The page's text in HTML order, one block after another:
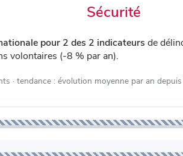
Sécurité
pour 2 des 2 indicateurs de
volontaires (-8 % par an).
· tendance : évolution moyenne par an